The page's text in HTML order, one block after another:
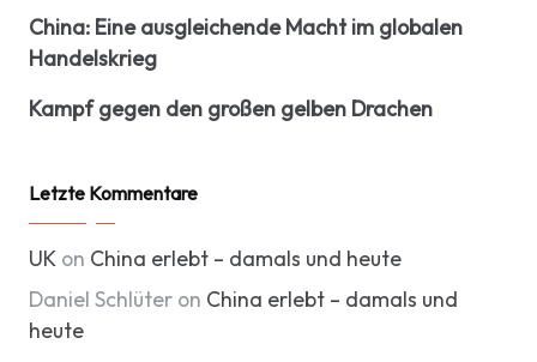
China: Eine ausgleichende Macht im globalen
Handelskrieg
Kampf gegen den großen gelben Drachen
Letzte Kommentare
UK on China erlebt – damals und heute
Daniel Schlüter on China erlebt – damals und
heute